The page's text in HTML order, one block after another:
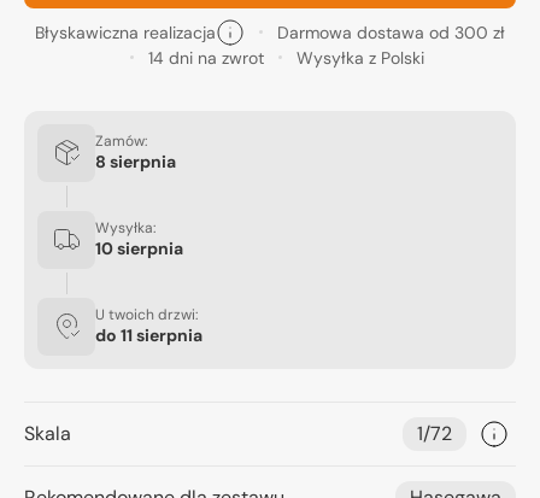
Błyskawiczna realizacja
Darmowa dostawa od 300 zł
14 dni na zwrot
Wysyłka z Polski
Zamów:
8 sierpnia
Wysyłka:
10 sierpnia
U twoich drzwi:
do 11 sierpnia
Skala 1/72